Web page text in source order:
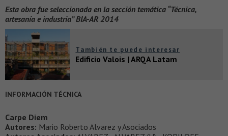
Esta obra fue seleccionada en la sección temática “Técnica,
artesanía e industria” BIA-AR 2014
También te puede interesar
Edificio Valois | ARQA Latam
INFORMACIÓN TÉCNICA
Carpe Diem
Autores: Mario Roberto Alvarez y Asociados